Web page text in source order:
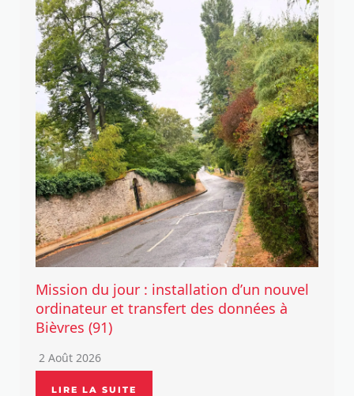
Mission du jour : installation d’un nouvel
ordinateur et transfert des données à
Bièvres (91)
2 Août 2026
LIRE LA SUITE